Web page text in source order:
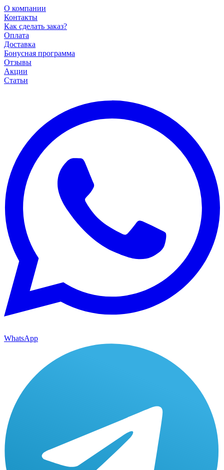
О компании
Контакты
Как сделать заказ?
Оплата
Доставка
Бонусная программа
Отзывы
Акции
Статьи
WhatsApp